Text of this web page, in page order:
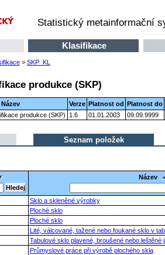
Statistický metainformační
Klasifikace
> SKP_KL
produkce (SKP)
Název Verze Platnost od Platnost do
produkce (SKP) 1.6 01.01.2003 09.09.9999
Seznam položek
Název
Sklo a skleněné výrobky
Ploché sklo
Ploché sklo
Lité, válcované, tažené nebo foukané sklo v
Tabulové sklo plavené, broušené nebo leštěné
Průmyslové práce při výrobě plochého skla